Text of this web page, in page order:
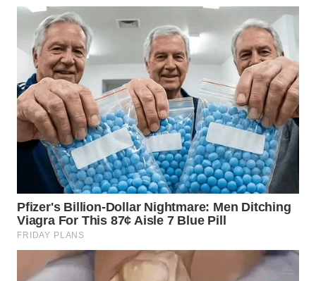
WN
LABUHANBATU
WN
TAPANULI
TENGAH
WN DELI
SERDANG
WN
TEBING
TINGGI
WN